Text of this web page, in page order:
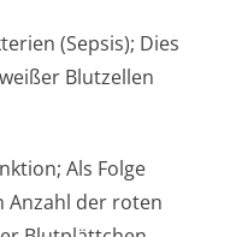
(Sepsis); Dies
Blutzellen
Als Folge
Anzahl der roten